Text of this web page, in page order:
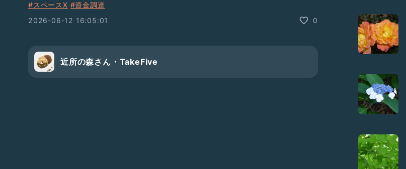
#スペースX #資金調達
2026-06-12 16:05:01
0
近所の森さん・TakeFive